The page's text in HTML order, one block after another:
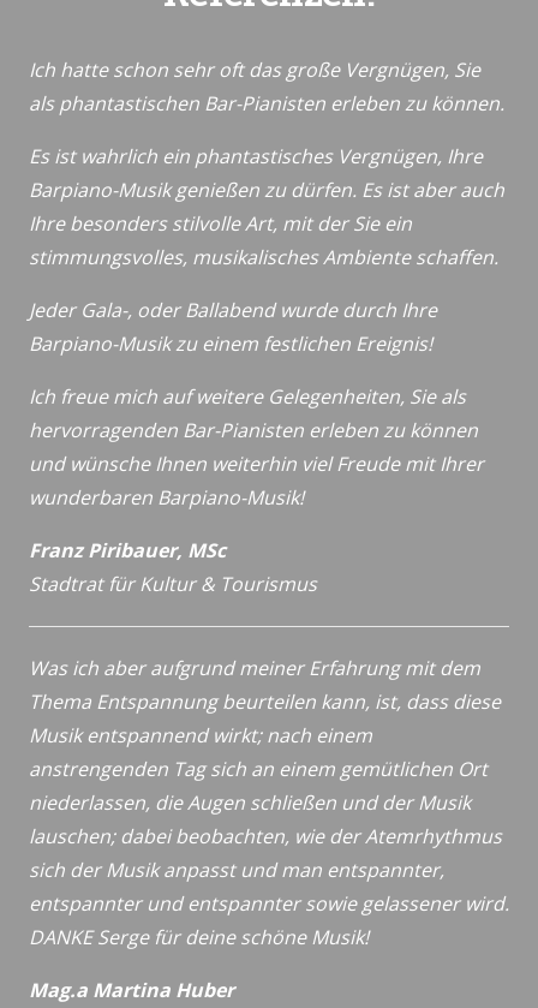
Ich hatte schon sehr oft das große Vergnügen, Sie
als phantastischen Bar-Pianisten erleben zu können.
Es ist wahrlich ein phantastisches Vergnügen, Ihre
Barpiano-Musik genießen zu dürfen. Es ist aber auch
Ihre besonders stilvolle Art, mit der Sie ein
stimmungsvolles, musikalisches Ambiente schaffen.
Jeder Gala-, oder Ballabend wurde durch Ihre
Barpiano-Musik zu einem festlichen Ereignis!
Ich freue mich auf weitere Gelegenheiten, Sie als
hervorragenden Bar-Pianisten erleben zu können
und wünsche Ihnen weiterhin viel Freude mit Ihrer
wunderbaren Barpiano-Musik!
Franz Piribauer, MSc
Stadtrat für Kultur & Tourismus
Was ich aber aufgrund meiner Erfahrung mit dem
Thema Entspannung beurteilen kann, ist, dass diese
Musik entspannend wirkt; nach einem
anstrengenden Tag sich an einem gemütlichen Ort
niederlassen, die Augen schließen und der Musik
lauschen; dabei beobachten, wie der Atemrhythmus
sich der Musik anpasst und man entspannter,
entspannter und entspannter sowie gelassener wird.
DANKE Serge für deine schöne Musik!
Mag.a Martina Huber